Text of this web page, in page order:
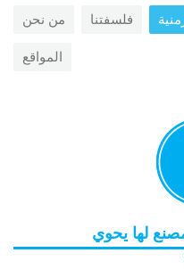
من نحن فلسفتنا
المواقع
لها يحوي